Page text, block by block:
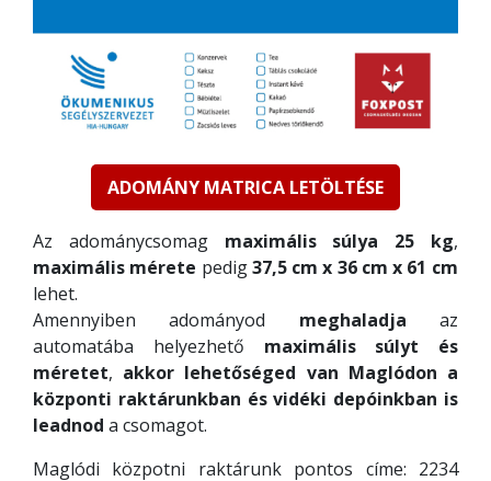
ADOMÁNY MATRICA LETÖLTÉSE
Az adománycsomagmaximális súlya 25 kg,
maximális mérete pedig37,5 cm x 36 cm x 61 cm
lehet.
Amennyiben adományod meghaladja az
automatába helyezhető maximális súlyt és
méretet, akkor lehetőséged van Maglódon a
központi raktárunkban és vidéki depóinkban is
leadnod a csomagot.
Maglódi közpotni raktárunk pontos címe: 2234